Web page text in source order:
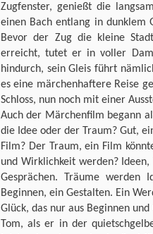
Zugfenster, genießt die
einen Bach entlang in dunklem
Bevor der Zug die kleine
erreicht, tutet er in voller
hindurch, sein Gleis führt
es eine märchenhaftere Reise
Schloss, nun noch mit einer
Auch der Märchenfilm begann
die Idee oder der Traum? Gut,
Film? Der Traum, ein Film
und Wirklichkeit werden?
Gesprächen. Träume werden
Beginnen, ein Gestalten. Ein
Glück, das nur aus Beginnen
Tom, als er in der